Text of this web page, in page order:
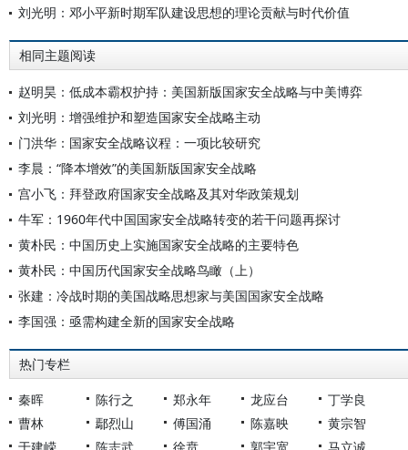
刘光明：邓小平新时期军队建设思想的理论贡献与时代价值
相同主题阅读
赵明昊：低成本霸权护持：美国新版国家安全战略与中美博弈
刘光明：增强维护和塑造国家安全战略主动
门洪华：国家安全战略议程：一项比较研究
李晨：“降本增效”的美国新版国家安全战略
宫小飞：拜登政府国家安全战略及其对华政策规划
牛军：1960年代中国国家安全战略转变的若干问题再探讨
黄朴民：中国历史上实施国家安全战略的主要特色
黄朴民：中国历代国家安全战略鸟瞰（上）
张建：冷战时期的美国战略思想家与美国国家安全战略
李国强：亟需构建全新的国家安全战略
热门专栏
秦晖 陈行之 郑永年 龙应台
丁学良
曹林
鄢烈山 傅国涌 陈嘉映
黄宗智